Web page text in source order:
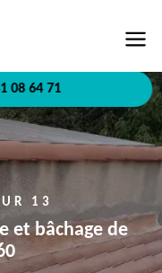
08 64 71
13
et bâchage de